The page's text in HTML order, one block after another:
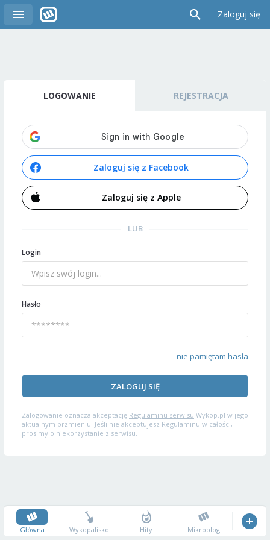
Zaloguj się
LOGOWANIE REJESTRACJA
Zaloguj się z Facebook
Zaloguj się z Apple
LUB
Login
Hasło
nie pamiętam hasła
ZALOGUJ SIĘ
Zalogowanie oznacza akceptację Regulaminu serwisu Wykop.pl w jego
aktualnym brzmieniu. Jeśli nie akceptujesz Regulaminu w całości,
prosimy o niekorzystanie z serwisu.
Główna Wykopalisko Hity Mikroblog